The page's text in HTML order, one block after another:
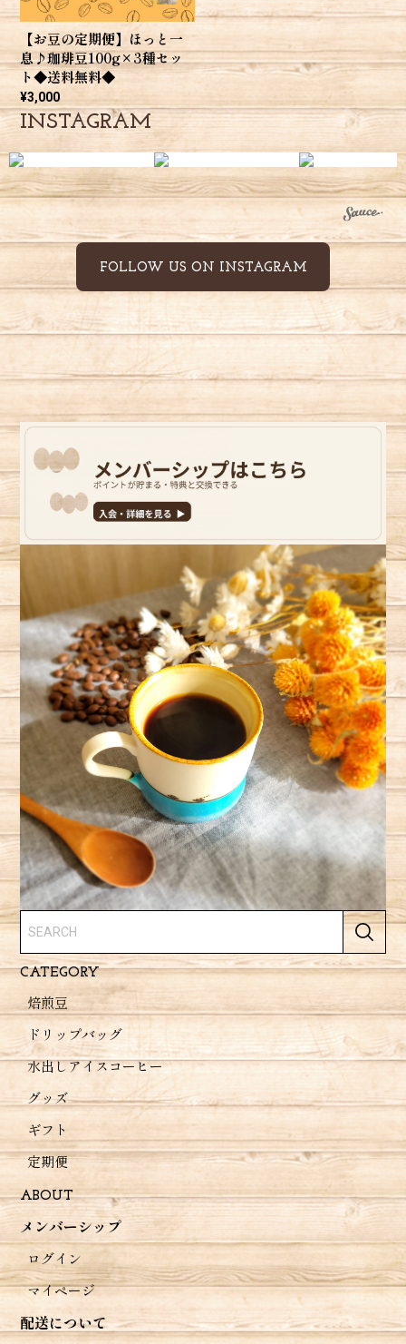
CATEGORY
焙煎豆
ドリップバッグ
水出しアイスコーヒー
グッズ
ギフト
定期便
ABOUT
メンバーシップ
ログイン
マイページ
配送について
✫✬なぎさまるブレンド✬✫ 100g
2026/07/10
去年初めて飲んで感動して、また夏を待ってました♪ もち
まるさんのブレンドは優しくて大好きです(´∀｀) おまけも
いつもありがとうございます╰(*´︶`*)╯♡
レビューありがとうございます(❁ᴗ͈ˬᴗ͈) 去年も
飲んでくださって、そして待ち遠しく思って
くださっていたなんて、こちらこそ感動で
す！✨️ 大好きだなんてもったいなきお言葉も
嬉しすぎる(*≧∀≦*) おまけ含めてどうぞ楽し
んでコーヒータイムをお過ごしください🙋
【New!】 ホンジュラス 240g インティブカ ウォッシュド
2026/07/08
私の好きなコーヒーの香りがしました。 また、注文しま
す。 おまけのコーヒーは、まだ飲んでないから感想はかけ
ません。
レビューありがとうございます(❁ᴗ͈ˬᴗ͈) お好き
なコーヒーラインナップに加えてもらって嬉
しいです✨️またいつでも飲みたくなりましたら
どーぞです🙋おまけコーヒーもごゆっくり楽
しんでみてください(⁎ᴗ͈ˬᴗ͈⁎)
❀✿はなまるブレンド✿❀ 100g
2026/05/28
はなまるブレンド😍ホント紅茶みたい👍 近くに住んでたら
毎日通って、注文して飲みたい☺️
レビューありがとうございます(❁ᴗ͈ˬᴗ͈) 紅茶感
のある華やかな味わいが楽しめたかと思いま
す🌸 毎日通いたいだなんて最高に嬉しいお言
エチオピア 100g マガリッサ ナチュラル
2026/05/28
やっぱりエチオピア好きだ〜☺️
レビューありがとうございます(❁ᴗ͈ˬᴗ͈) エチオ
ピア愛が溢れていますꉂ🤣𐤔やっぱり飲みたく
なる〜♪
【セール】 インドネシア 120g マンデリン ビンタンリマ
2026/05/28
久しぶりに、フレンチロースト寄りのマンデリン飲みまし
た。甘い、お菓子にぴったり☺️甘苦な感じがいい感じです
【お豆の定期便】ほっと一
息♪珈琲豆100g×3種セッ
ト◆送料無料◆
¥3,000
INSTAGRAM
FOLLOW US ON INSTAGRAM